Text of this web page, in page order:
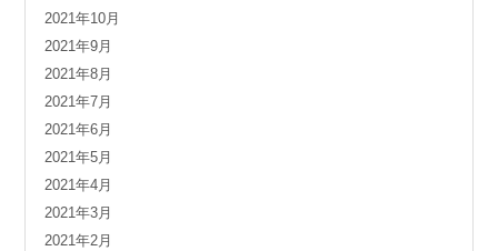
2021年10月
2021年9月
2021年8月
2021年7月
2021年6月
2021年5月
2021年4月
2021年3月
2021年2月